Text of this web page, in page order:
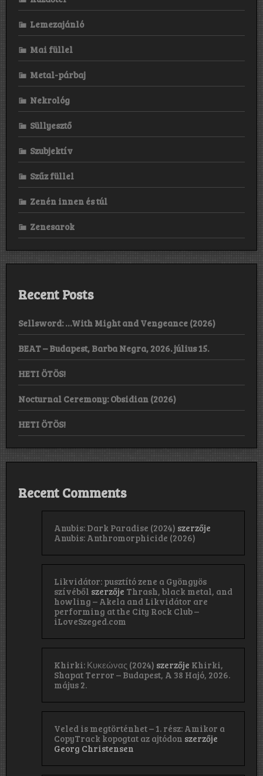
Lemezajánló
Mai füllel
Metal-párbaj
Nekrológ
Süllyesztő
Szubjektív
Szűz füllel
Zenén innen és túl
Zenesarok
Recent Posts
Sellsword: …With Might and Vengeance (2026)
BEAT – Budapest, Barba Negra, 2026. július 15.
HETI ÖTÖS!
Nocturnal Ceremony: Obsidian (2026)
HETI ÖTÖS!
Recent Comments
Anubis: Dark Paradise (2024) szerzője
Anubis: Anthromorphicide (2026)
Likvidátor: pusztító zene a Gyöngyös
szívéből szerzője Thrash, black metal, and
howling – Akela and Likvidátor are
performing at the City Rock Club –
iLoveSzeged.com
Khirki: Κ​υ​κ​ε​ώ​ν​α​ς (2024) szerzője Khirki,
Shapat Terror – Budapest, A 38 Hajó, 2026.
május 2.
Veled is megtörténhet – 1. rész: Amikor a
CopyTrack kopogtat az ajtódon szerzője
Georg Christensen